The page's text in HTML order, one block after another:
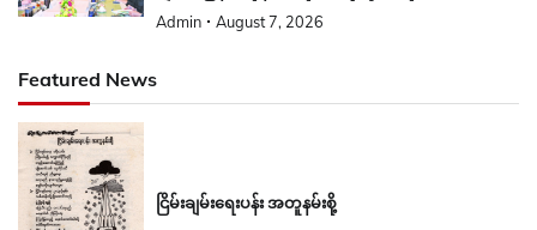
Admin August 7, 2026
Featured News
ငြိမ်းချမ်းရေးပန်း အတူနမ်းစို့